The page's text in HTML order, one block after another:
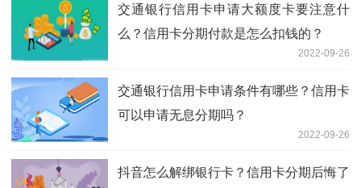
交通银行信用卡申请大额度卡要注意什
么？信用卡分期付款是怎么扣钱的？
2022-09-26
交通银行信用卡申请条件有哪些？信用卡
可以申请无息分期吗？
2022-09-26
抖音怎么解绑银行卡？信用卡分期后悔了